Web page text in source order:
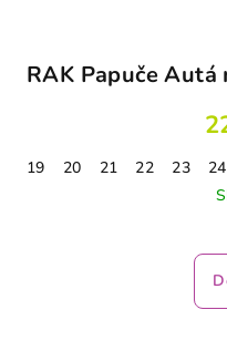
RAK Papuče
19 20 21 22 23 24